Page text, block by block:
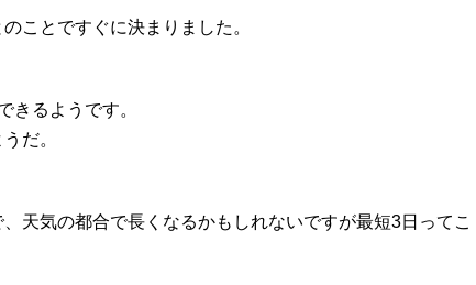
ことですぐに決まりました。
きるようです。
だ。
天気の都合で長くなるかもしれないですが最短3日ってこ